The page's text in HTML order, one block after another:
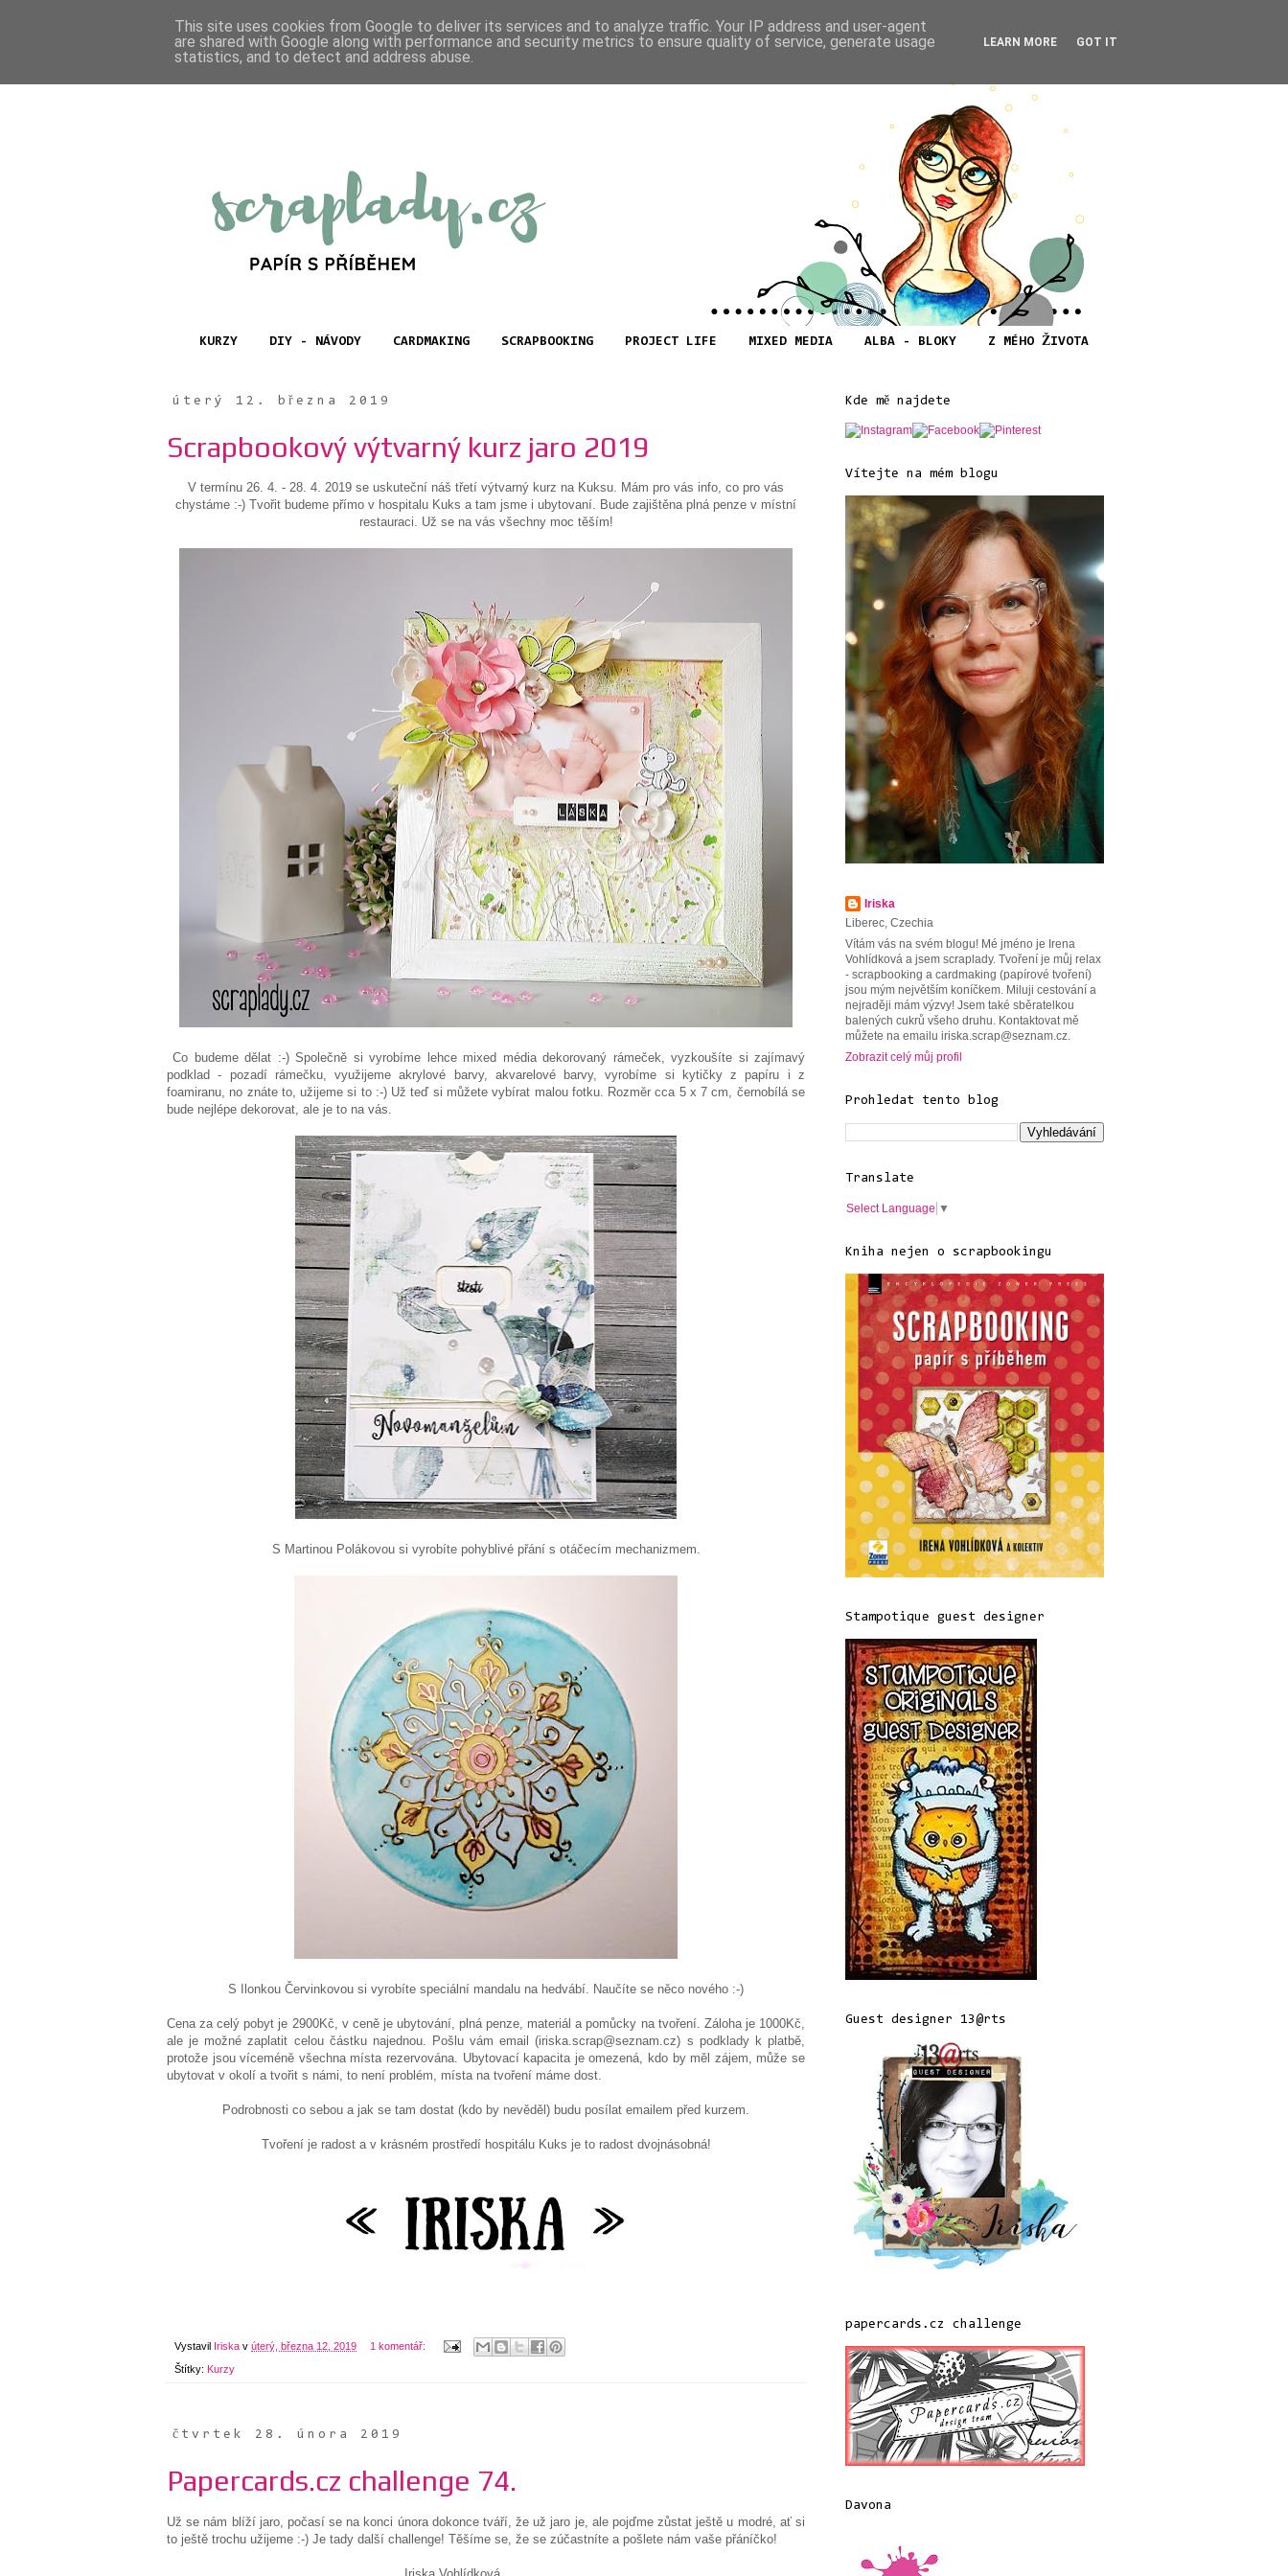
KURZY DIY - NÁVODY CARDMAKING SCRAPBOOKING PROJECT LIFE MIXED MEDIA ALBA - BLOKY Z MÉHO ŽIVOTA
úterý 12. března 2019
Scrapbookový výtvarný kurz jaro 2019
V termínu 26. 4. - 28. 4. 2019 se uskuteční náš třetí výtvarný kurz na Kuksu. Mám pro vás info, co pro vás
chystáme :-) Tvořit budeme přímo v hospitalu Kuks a tam jsme i ubytovaní. Bude zajištěna plná penze v místní
restauraci. Už se na vás všechny moc těším!
Co budeme dělat :-) Společně si vyrobíme lehce mixed média dekorovaný rámeček, vyzkoušíte si zajímavý
podklad - pozadí rámečku, využijeme akrylové barvy, akvarelové barvy, vyrobíme si kytičky z papíru i z
foamiranu, no znáte to, užijeme si to :-) Už teď si můžete vybírat malou fotku. Rozměr cca 5 x 7 cm, černobílá se
bude nejlépe dekorovat, ale je to na vás.
S Martinou Polákovou si vyrobíte pohyblivé přání s otáčecím mechanizmem.
S Ilonkou Červinkovou si vyrobíte speciální mandalu na hedvábí. Naučíte se něco nového :-)
Cena za celý pobyt je 2900Kč, v ceně je ubytování, plná penze, materiál a pomůcky na tvoření. Záloha je 1000Kč,
ale je možné zaplatit celou částku najednou. Pošlu vám email (iriska.scrap@seznam.cz) s podklady k platbě,
protože jsou víceméně všechna místa rezervována. Ubytovací kapacita je omezená, kdo by měl zájem, může se
ubytovat v okolí a tvořit s námi, to není problém, místa na tvoření máme dost.
Podrobnosti co sebou a jak se tam dostat (kdo by nevěděl) budu posílat emailem před kurzem.
Tvoření je radost a v krásném prostředí hospitálu Kuks je to radost dvojnásobná!
Vystavil Iriska v úterý, března 12, 2019 1 komentář:
Štítky: Kurzy
čtvrtek 28. února 2019
Papercards.cz challenge 74.
Už se nám blíží jaro, počasí se na konci února dokonce tváří, že už jaro je, ale pojďme zůstat ještě u modré, ať si
to ještě trochu užijeme :-) Je tady další challenge! Těšíme se, že se zúčastníte a pošlete nám vaše přáníčko!
Kde mě najdete
Vítejte na mém blogu
Iriska
Liberec, Czechia
Vítám vás na svém blogu! Mé jméno je Irena
Vohlídková a jsem scraplady. Tvoření je můj relax
- scrapbooking a cardmaking (papírové tvoření)
jsou mým největším koníčkem. Miluji cestování a
nejraději mám výzvy! Jsem také sběratelkou
balených cukrů všeho druhu. Kontaktovat mě
můžete na emailu iriska.scrap@seznam.cz.
Zobrazit celý můj profil
Prohledat tento blog
Translate
Select Language ▼
Kniha nejen o scrapbookingu
Stampotique guest designer
Guest designer 13@rts
papercards.cz challenge
Davona
This site uses cookies from Google to deliver its services and to analyze traffic. Your IP address and user-agent
are shared with Google along with performance and security metrics to ensure quality of service, generate usage
statistics, and to detect and address abuse.
LEARN MORE GOT IT